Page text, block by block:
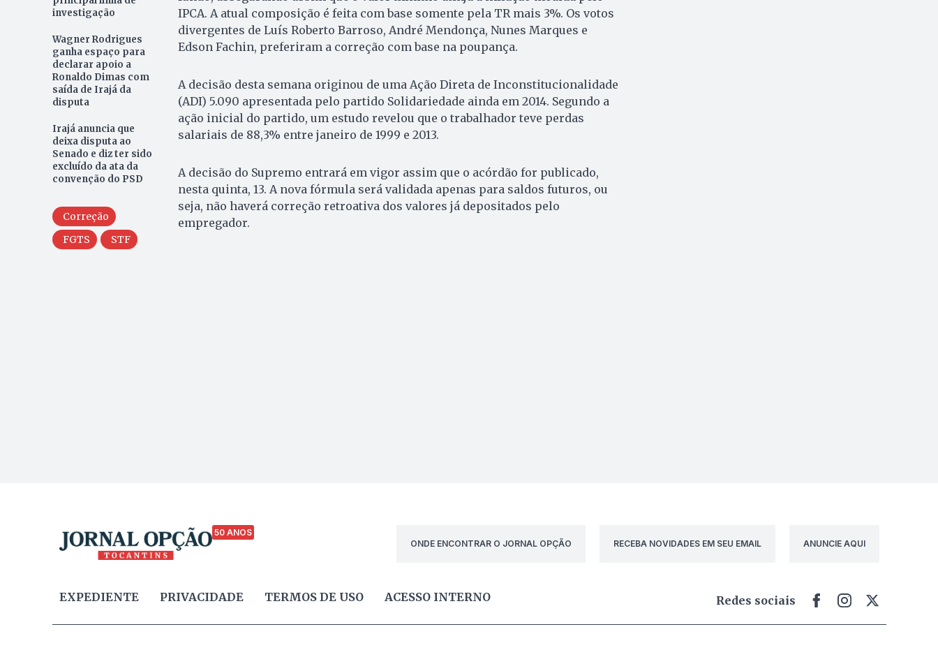
investigação
Wagner Rodrigues
ganha espaço para
declarar apoio a
Ronaldo Dimas com
saída de Irajá da
disputa
Irajá anuncia que
deixa disputa ao
Senado e diz ter sido
excluído da ata da
convenção do PSD
Correção
FGTS
STF
IPCA. A atual composição é feita com base somente pela TR mais 3%. Os votos
divergentes de Luís Roberto Barroso, André Mendonça, Nunes Marques e
Edson Fachin, preferiram a correção com base na poupança.
A decisão desta semana originou de uma Ação Direta de Inconstitucionalidade
(ADI) 5.090 apresentada pelo partido Solidariedade ainda em 2014. Segundo a
ação inicial do partido, um estudo revelou que o trabalhador teve perdas
salariais de 88,3% entre janeiro de 1999 e 2013.
A decisão do Supremo entrará em vigor assim que o acórdão for publicado,
nesta quinta, 13. A nova fórmula será validada apenas para saldos futuros, ou
seja, não haverá correção retroativa dos valores já depositados pelo
empregador.
50 ANOS
ONDE ENCONTRAR O JORNAL OPÇÃO
RECEBA NOVIDADES EM SEU EMAIL ANUNCIE AQUI
EXPEDIENTE PRIVACIDADE TERMOS DE USO ACESSO INTERNO Redes sociais